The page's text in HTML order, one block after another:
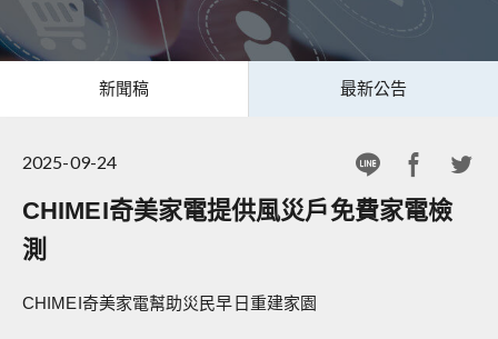
新聞稿 最新公告
2025-09-24
CHIMEI奇美家電提供風災戶免費家電檢
測
CHIMEI奇美家電幫助災民早日重建家園